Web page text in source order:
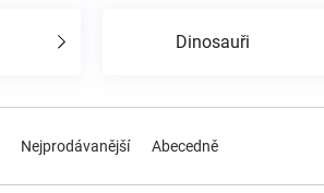
Dinosauři
Nejprodávanější Abecedně